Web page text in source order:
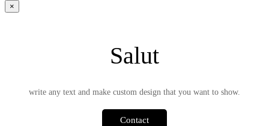
×
Salut
write any text and make custom design that you want to show.
Contact